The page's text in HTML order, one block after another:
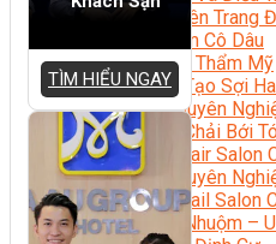
Chuyên Viên Trang
Trang Điểm Cô Dâu
Phun Xăm Thẩm Mỹ
Kỹ Thuật Tạo Sợi
Barber Chuyên
Kỹ Thuật Chải Bới
Quản Lý Hair Salon
Nối Mi Chuyên
Quản Lý Nail Salon
Kỹ Thuật Nhuộm –
TÌM HIỂU NGAY